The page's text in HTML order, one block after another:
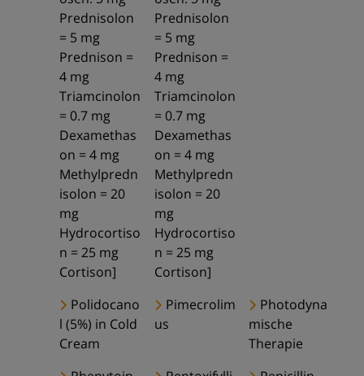
Prednisolon
= 5 mg
Prednison =
4 mg
Triamcinolon
= 0.7 mg
Dexamethas
on = 4 mg
Methylpredn
isolon = 20
mg
Hydrocortiso
n = 25 mg
Cortison]
Prednisolon
= 5 mg
Prednison =
4 mg
Triamcinolon
= 0.7 mg
Dexamethas
on = 4 mg
Methylpredn
isolon = 20
mg
Hydrocortiso
n = 25 mg
Cortison]
Polidocano
l (5%) in Cold
Cream
Pimecrolim
us
Photodyna
mische
Therapie